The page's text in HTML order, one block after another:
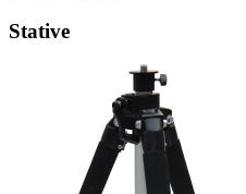
Stative